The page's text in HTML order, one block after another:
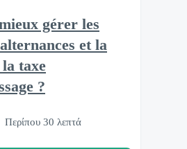
gérer les
et la
taxe
?
Περίπου 30 λεπτά